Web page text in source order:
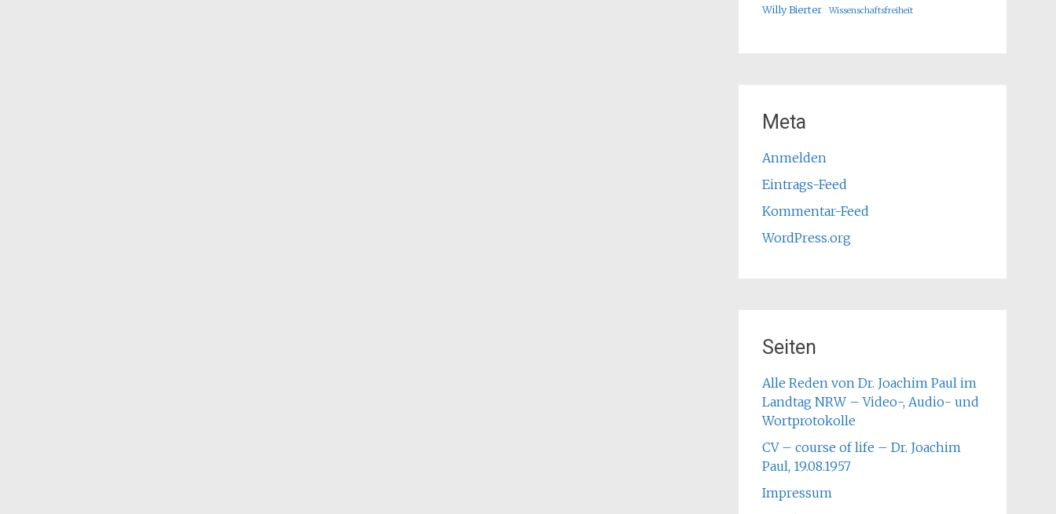
Willy Bierter
Wissenschaftsfreiheit
Meta
Anmelden
Eintrags-Feed
Kommentar-Feed
WordPress.org
Seiten
Alle Reden von Dr. Joachim Paul im
Landtag NRW – Video-, Audio- und
Wortprotokolle
CV – course of life – Dr. Joachim
Paul, 19.08.1957
Impressum